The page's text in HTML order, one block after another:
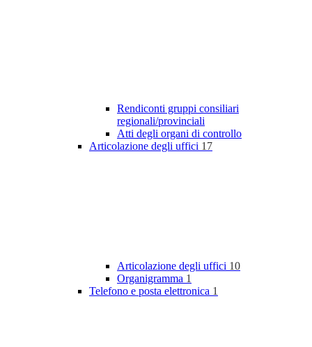
Rendiconti gruppi consiliari
regionali/provinciali
Atti degli organi di controllo
Articolazione degli uffici 17
Articolazione degli uffici 10
Organigramma 1
Telefono e posta elettronica 1